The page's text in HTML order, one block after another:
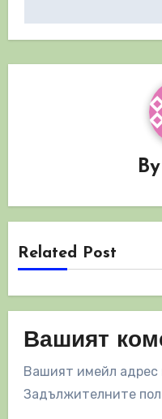
By
Related Post
Вашият
Вашият имейл адрес
Задължителните